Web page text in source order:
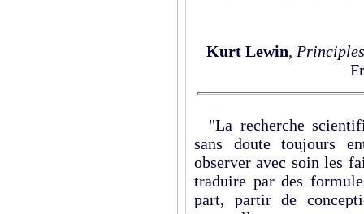
Kurt Lewin,
"La recherche
sans doute toujours
observer avec soin les
traduire par des
part, partir de